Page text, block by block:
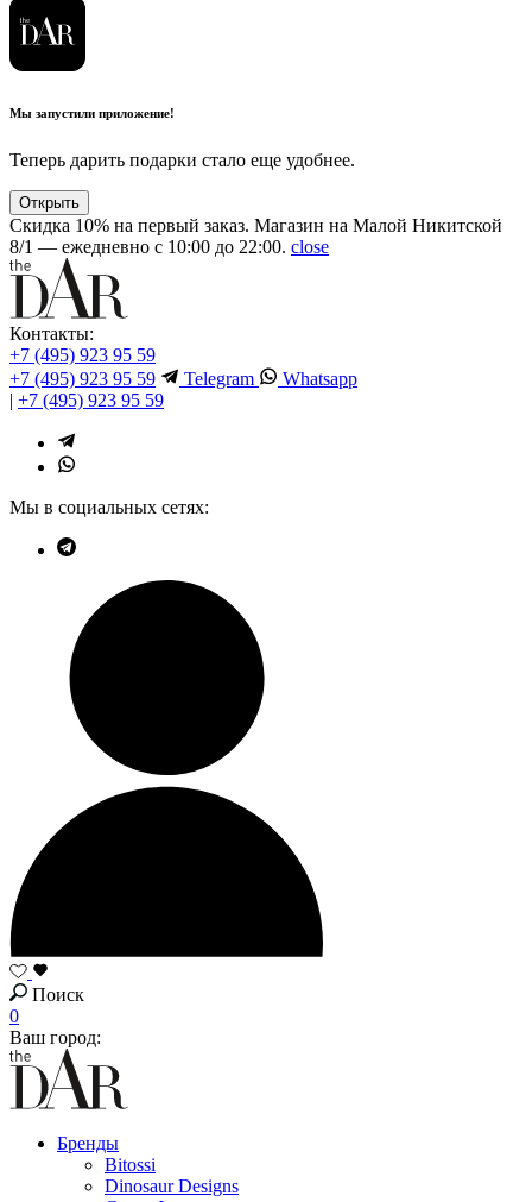
Мы запустили приложение!
Теперь дарить подарки стало еще удобнее.
Открыть
Скидка 10% на первый заказ. Магазин на Малой Никитской
8/1 — ежедневно с 10:00 до 22:00. close
Контакты:
+7 (495) 923 95 59
+7 (495) 923 95 59
Telegram
Whatsapp
| +7 (495) 923 95 59
Мы в социальных сетях:
Поиск
0
Ваш город:
Бренды
Bitossi
Dinosaur Designs